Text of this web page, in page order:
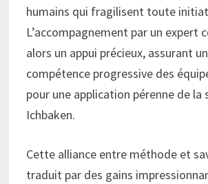
humains qui fragilisent toute
L’accompagnement par un expert
alors un appui précieux, assurant
compétence progressive des
pour une application pérenne de
Ichbaken.
Cette alliance entre méthode et
traduit par des gains